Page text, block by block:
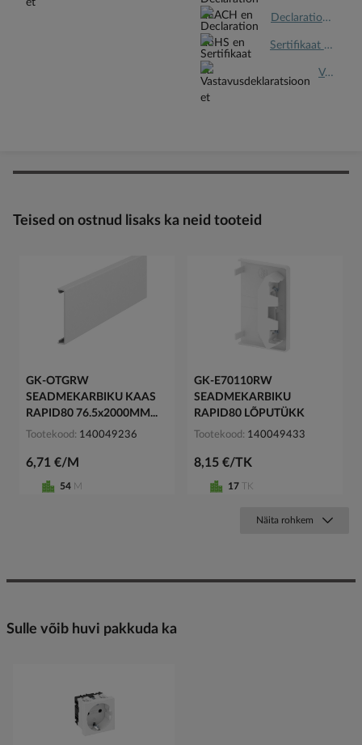
Declaration RoHS en.pdf
Sertifikaat et.pdf
Vastavusdeklaratsioon et.pdf
Teised on ostnud lisaks ka neid tooteid
GK-OTGRW
SEADMEKARBIKU KAAS
RAPID80 76.5x2000MM...
Tootekood 140049236
6,71 €/M
54 M
GK-E70110RW
SEADMEKARBIKU
RAPID80 LÕPUTÜKK
Tootekood 140049433
8,15 €/TK
17 TK
Näita rohkem
Sulle võib huvi pakkuda ka